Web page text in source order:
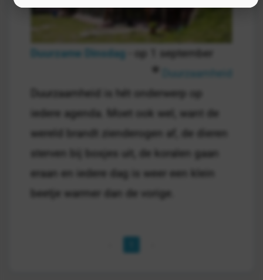
Duurzame Dinsdag - op 1 september
Duurzaamheid
Duurzaamheid is hét onderwerp op
iedere agenda. Moet ook wel, want de
wereld brandt zienderogen af, de dieren
sterven bij bosjes uit, de koralen gaan
eraan en iedere dag is weer een klein
beetje warmer dan de vorige.